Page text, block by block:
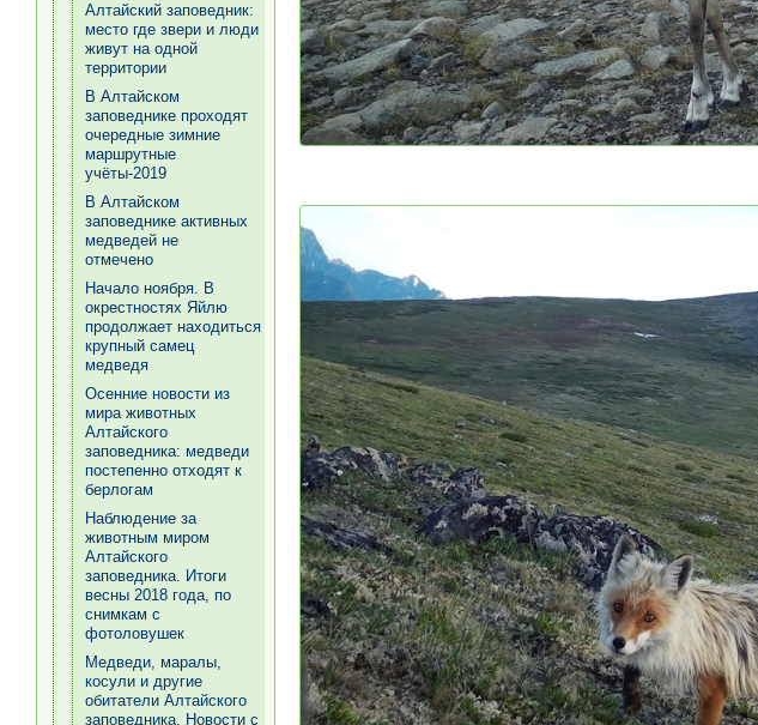
Алтайский заповедник:
место где звери и люди
живут на одной
территории
В Алтайском
заповеднике проходят
очередные зимние
маршрутные
учёты-2019
В Алтайском
заповеднике активных
медведей не
отмечено
Начало ноября. В
окрестностях Яйлю
продолжает находиться
крупный самец
медведя
Осенние новости из
мира животных
Алтайского
заповедника: медведи
постепенно отходят к
берлогам
Наблюдение за
животным миром
Алтайского
заповедника. Итоги
весны 2018 года, по
снимкам с
фотоловушек
Медведи, маралы,
косули и другие
обитатели Алтайского
заповедника. Новости с